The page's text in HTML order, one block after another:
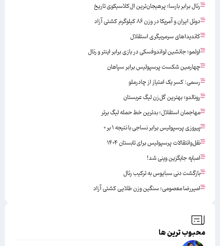
رئال برابر بارسا؛ پرهیجان‌‌ترین ال‌کلاسیکوی تاریخ
دوئل ایران و آمریکا در وزن ۸۶ کیلوگرم کشتی آزاد
کاندیداهای سرمربیگری استقلال
اولمو؛ جانشین لواندوفسکی در بازی برابر اینتر و رئال
چهارمین شکست پرسپولیس برابر سپاهان
رسمی: کسر یک امتیاز از چادرملو
رونالدو؛ بهترین گل‌زن لیگ عربستان
مهاجمان استقلال؛ بدترین خط حمله لیگ برتر
پیروزی پرسپولیس برابر نساجی با نتیجه ۱ بر ۰
نقل‌وانتقالات پرسپولیس برای تابستان ۱۴۰۴
امباپه جایگزین وینی شد!
بازگشت دنی سبایوس به ترکیب رئال
امیررضا معصومی؛ سنگین وزن طلایی کشتی آزاد
محبوب ترین ها